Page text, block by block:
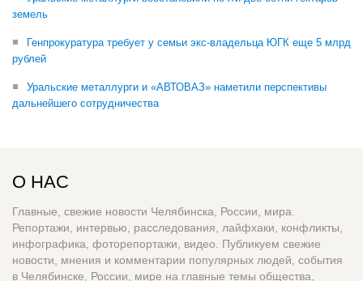
земель
Генпрокуратура требует у семьи экс-владельца ЮГК еще 5 млрд
рублей
Уральские металлурги и «АВТОВАЗ» наметили перспективы
дальнейшего сотрудничества
О НАС
Главные, свежие новости Челябинска, России, мира.
Репортажи, интервью, расследования, лайфхаки, конфликты,
инфографика, фоторепортажи, видео. Публикуем свежие
новости, мнения и комментарии популярных людей, события
в Челябинске, России, мире на главные темы общества,